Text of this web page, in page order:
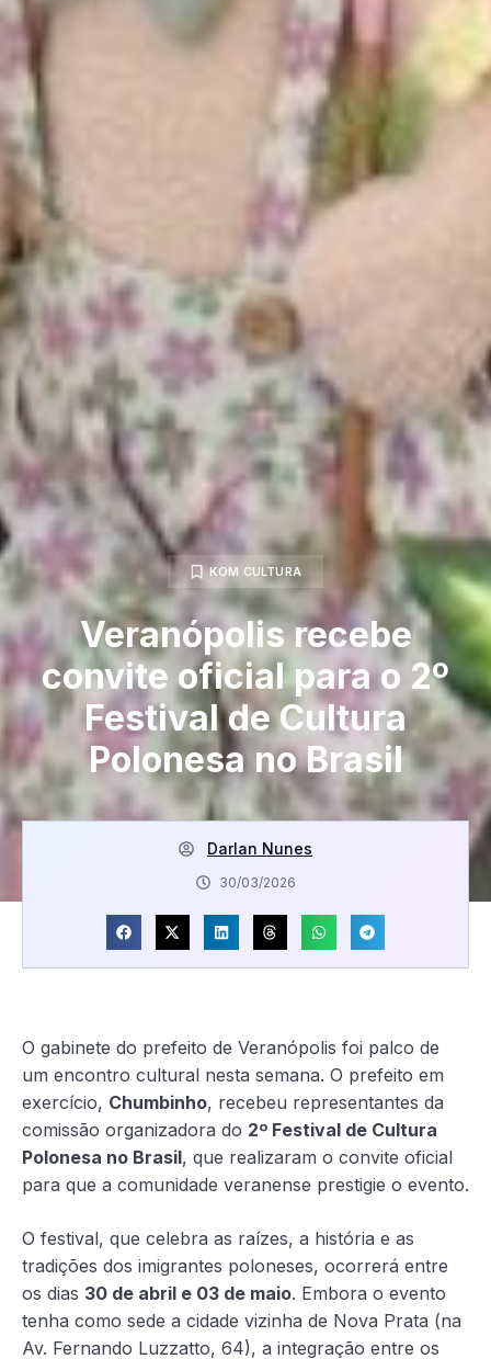
KOM CULTURA
Veranópolis recebe
convite oficial para o 2º
Festival de Cultura
Polonesa no Brasil
Darlan Nunes
30/03/2026
O gabinete do prefeito de Veranópolis foi palco de
um encontro cultural nesta semana. O prefeito em
exercício, Chumbinho, recebeu representantes da
comissão organizadora do 2º Festival de Cultura
Polonesa no Brasil, que realizaram o convite oficial
para que a comunidade veranense prestigie o evento.
O festival, que celebra as raízes, a história e as
tradições dos imigrantes poloneses, ocorrerá entre
os dias 30 de abril e 03 de maio. Embora o evento
tenha como sede a cidade vizinha de Nova Prata (na
Av. Fernando Luzzatto, 64), a integração entre os